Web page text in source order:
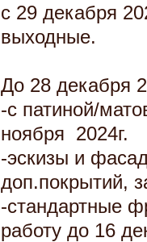
с 29 декабря
выходные.
До 28 декабря
-с патиной/
ноября 2024г.
-эскизы и
доп.покрытий,
-стандартные
работу до 16